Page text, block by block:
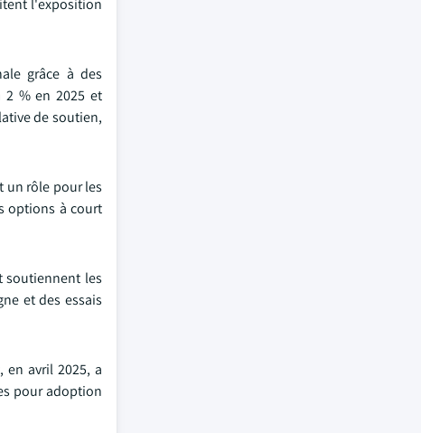
l'exposition
grâce à des
2 % en 2025 et
de soutien,
un rôle pour les
options à court
soutiennent les
et des essais
en avril 2025, a
pour adoption